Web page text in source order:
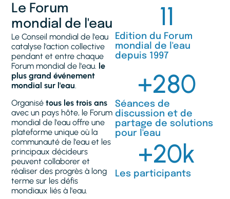
Le Forum
mondial de l'eau
Le Conseil mondial de l'eau
catalyse l'action collective
pendant et entre chaque
Forum mondial de l'eau. le
plus grand événement
mondial sur l'eau.
Organisétous les trois ans
avec un pays hôte, le Forum
mondial de l'eau offre une
plateforme unique où la
communauté de l'eau et les
principaux décideurs
peuvent collaborer et
réaliser des progrès à long
terme sur les défis
mondiaux liés à l'eau.
11
Edition du Forum
mondial de l'eau
depuis 1997
+280
Séances de
discussion et de
partage de solutions
pour l'eau
+20k
Les participants